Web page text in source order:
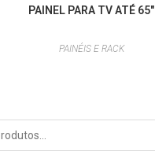
PAINEL PARA TV ATÉ 65″
PAINÉIS E RACK